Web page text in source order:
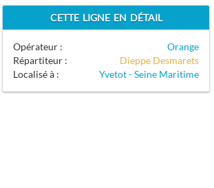
CETTE LIGNE EN DÉTAIL
Opérateur :
Orange
Répartiteur :
Dieppe Desmarets
Localisé à :
Yvetot - Seine Maritime